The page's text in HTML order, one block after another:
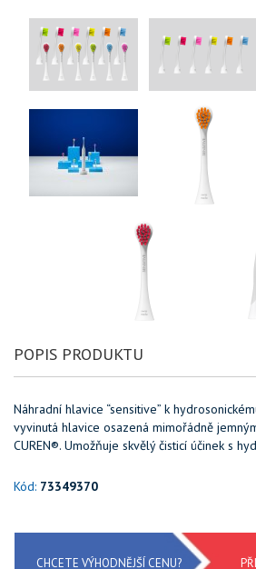
POPIS PRODUKTU
Náhradní hlavice “sensitive” k
vyvinutá hlavice osazená mimořádně
CUREN®. Umožňuje skvělý čisticí účinek s
Kód: 73349370
CHCETE VÝHODNĚJŠÍ CENU?